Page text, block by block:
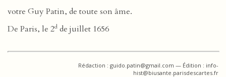
votre Guy Patin, de toute son âme.
De Paris, le 2d de juillet 1656
Rédaction : guido.patin@gmail.com — Édition : info-
hist@biusante.parisdescartes.fr